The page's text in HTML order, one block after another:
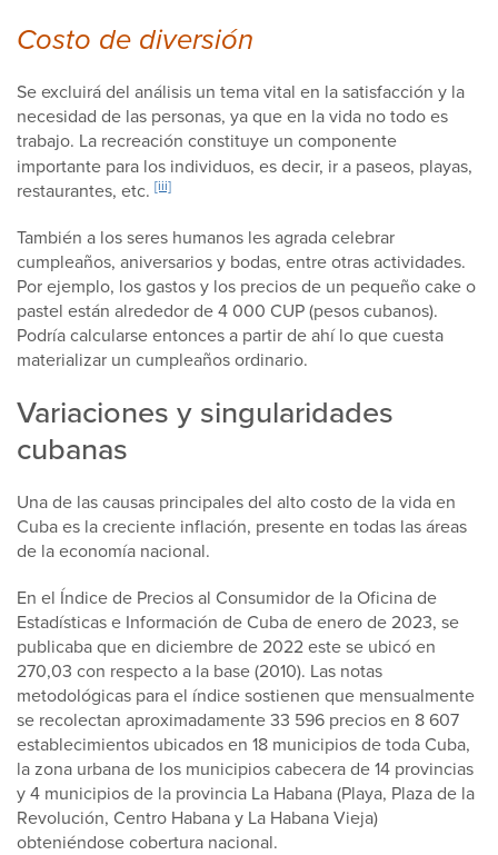
Costo de diversión
Se excluirá del análisis un tema vital en la satisfacción y la
necesidad de las personas, ya que en la vida no todo es
trabajo. La recreación constituye un componente
importante para los individuos, es decir, ir a paseos, playas,
restaurantes, etc. [iii]
También a los seres humanos les agrada celebrar
cumpleaños, aniversarios y bodas, entre otras actividades.
Por ejemplo, los gastos y los precios de un pequeño cake o
pastel están alrededor de 4 000 CUP (pesos cubanos).
Podría calcularse entonces a partir de ahí lo que cuesta
materializar un cumpleaños ordinario.
Variaciones y singularidades
cubanas
Una de las causas principales del alto costo de la vida en
Cuba es la creciente inflación, presente en todas las áreas
de la economía nacional.
En el Índice de Precios al Consumidor de la Oficina de
Estadísticas e Información de Cuba de enero de 2023, se
publicaba que en diciembre de 2022 este se ubicó en
270,03 con respecto a la base (2010). Las notas
metodológicas para el índice sostienen que mensualmente
se recolectan aproximadamente 33 596 precios en 8 607
establecimientos ubicados en 18 municipios de toda Cuba,
la zona urbana de los municipios cabecera de 14 provincias
y 4 municipios de la provincia La Habana (Playa, Plaza de la
Revolución, Centro Habana y La Habana Vieja)
obteniéndose cobertura nacional.